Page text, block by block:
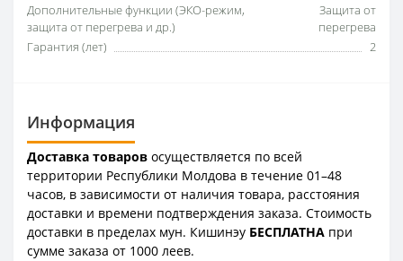
Дополнительные функции (ЭКО-режим,
защита от перегрева и др.)
Защита от
перегрева
Гарантия (лет)
2
Информация
Доставка товаров осуществляется по всей
территории Республики Молдова в течение 01–48
часов, в зависимости от наличия товара, расстояния
доставки и времени подтверждения заказа. Стоимость
доставки в пределах мун. Кишинэу БЕСПЛАТНА при
сумме заказа от 1000 леев.